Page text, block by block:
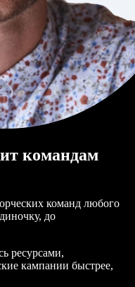
командам
команд любого
до
ресурсами,
кампании быстрее,